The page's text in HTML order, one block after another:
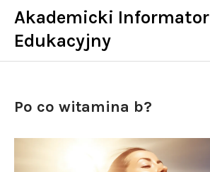
Skip
content
Akademicki Informator
Edukacyjny
Po co witamina b?